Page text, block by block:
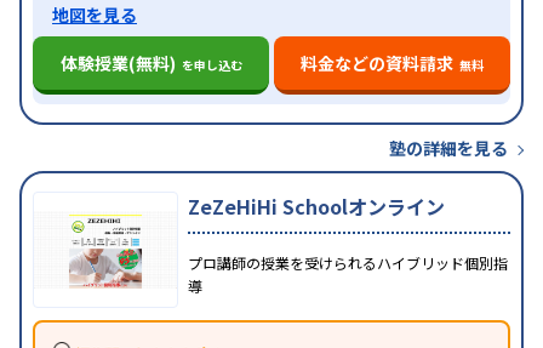
地図を見る
体験授業(無料) を申し込む 料金などの資料請求 無料
塾の詳細を見る
ZeZeHiHi Schoolオンライン
プロ講師の授業を受けられるハイブリッド個別指
導